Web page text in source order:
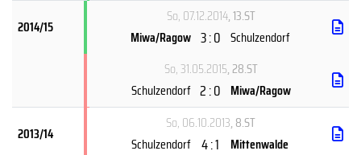
2014/15
So, 07.12.2014, 13.ST
Miwa/Ragow 3 : 0 Schulzendorf
So, 31.05.2015, 28.ST
Schulzendorf 2 : 0 Miwa/Ragow
2013/14
So, 06.10.2013, 8.ST
Schulzendorf 4 : 1
Mittenwalde